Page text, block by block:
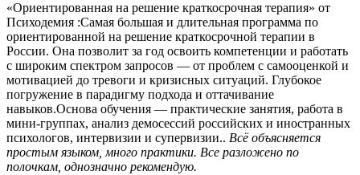
«Ориентированная на решение краткосрочная терапия» от
Психодемия :Самая большая и длительная программа по
ориентированной на решение краткосрочной терапии в
России. Она позволит за год освоить компетенции и работать
с широким спектром запросов — от проблем с самооценкой и
мотивацией до тревоги и кризисных ситуаций. Глубокое
погружение в парадигму подхода и оттачивание
навыков.Основа обучения — практические занятия, работа в
мини-группах, анализ демосессий российских и иностранных
психологов, интервизии и супервизии.. Всё объясняется
простым языком, много практики. Все разложено по
полочкам, однозначно рекомендую.